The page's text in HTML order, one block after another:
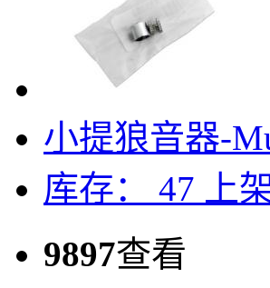
小提狼音器-
库存： 47
上
9897查看